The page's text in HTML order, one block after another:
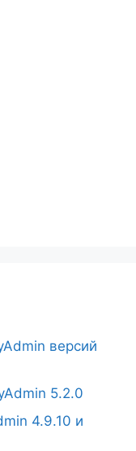
версий
5.2.0
4.9.10 и